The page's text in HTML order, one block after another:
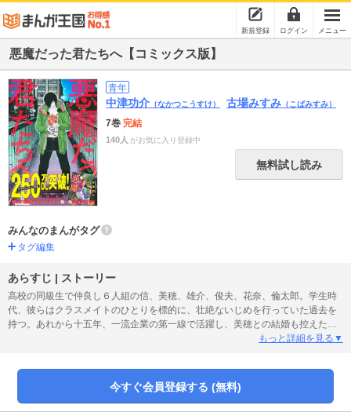
新規登録 ログイン メニュー
悪魔だった君たちへ【コミックス版】
青年
中津功介 （なかつこうすけ） 古場みすみ （こばみすみ）
7巻 完結
140人 がお気に入り登録中
無料試し読み
みんなのまんがタグ
タグ編集
あらすじ | ストーリー
高校の同級生で仲良し６人組の信、美穂、雄介、俊夫、花奈、倫太郎。学生時
代、彼らはクラスメイトのひとりを標的に、壮絶ないじめを行っていた過去を
持つ。あれから十五年、一流企業の第一線で活躍し、美穂との結婚も控えた信
のもとに、送信元不明のメールが届く。その内容は、美穂がパパ活をしている
仲間たちにも迫っていて……!?※現在配信中の同作品連載版と同様の内容です。
重複購入にご注意ください。 ※コミックス版では新規描き下ろし読切も収
もっと詳細を見る▼
今すぐ会員登録する (無料)